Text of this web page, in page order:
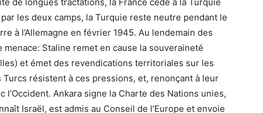
les deux camps, la Turquie reste neutre pendant le
à l’Allemagne en février 1945. Au lendemain des
Staline remet en cause la souveraineté
et émet des revendications territoriales sur les
résistent à ces pressions, et, renonçant à leur
Ankara signe la Charte des Nations unies,
Israël, est admis au Conseil de l’Europe et envoie